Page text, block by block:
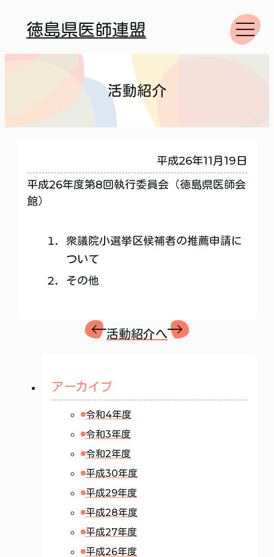
徳島県医師連盟
活動紹介
アーカイブ
令和4年度
令和3年度
令和2年度
平成30年度
平成29年度
平成28年度
平成27年度
平成26年度
平成26年度第8回執行委員会（徳島県医師会
館）
平成26年11月19日
衆議院小選挙区候補者の推薦申請に
ついて
その他
活動紹介へ